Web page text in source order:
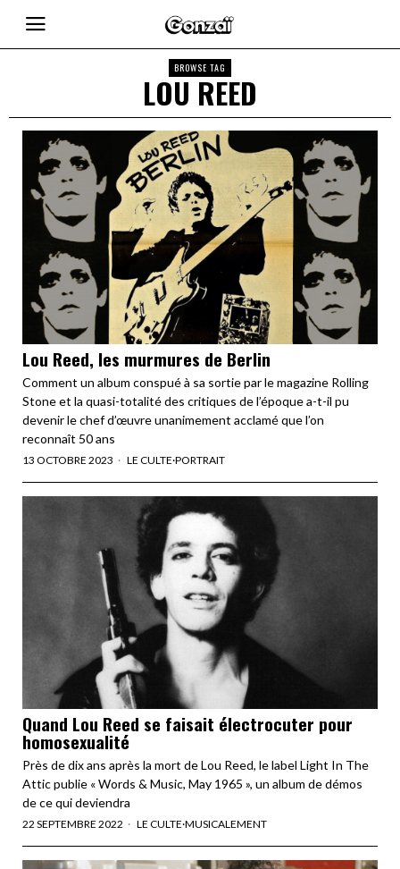
BROWSE TAG
LOU REED
Lou Reed, les murmures de Berlin
Comment un album conspué à sa sortie par le magazine Rolling
Stone et la quasi-totalité des critiques de l’époque a-t-il pu
devenir le chef d’œuvre unanimement acclamé que l’on
reconnaît 50 ans
13 OCTOBRE 2023 LE CULTE·PORTRAIT
Quand Lou Reed se faisait électrocuter pour
homosexualité
Près de dix ans après la mort de Lou Reed, le label Light In The
Attic publie « Words & Music, May 1965 », un album de démos
de ce qui deviendra
22 SEPTEMBRE 2022 LE CULTE·MUSICALEMENT